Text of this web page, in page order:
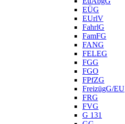
EÜG
EUrlV
FahrlG
FamFG
FANG
FELEG
FGG
FGO
FPfZG
FreizügG/EU
FRG
FVG
G 131